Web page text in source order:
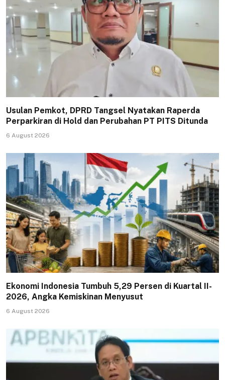
Usulan Pemkot, DPRD Tangsel Nyatakan Raperda
Perparkiran di Hold dan Perubahan PT PITS Ditunda
6 August 2026
Ekonomi Indonesia Tumbuh 5,29 Persen di Kuartal II-
2026, Angka Kemiskinan Menyusut
6 August 2026